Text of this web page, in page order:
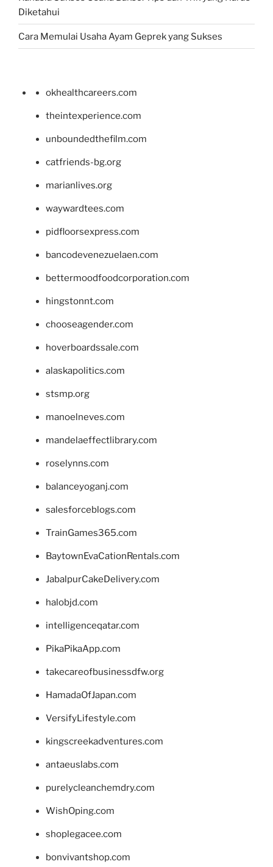
Diketahui
Cara Memulai Usaha Ayam Geprek yang Sukses
okhealthcareers.com
theintexperience.com
unboundedthefilm.com
catfriends-bg.org
marianlives.org
waywardtees.com
pidfloorsexpress.com
bancodevenezuelaen.com
bettermoodfoodcorporation.com
hingstonnt.com
chooseagender.com
hoverboardssale.com
alaskapolitics.com
stsmp.org
manoelneves.com
mandelaeffectlibrary.com
roselynns.com
balanceyoganj.com
salesforceblogs.com
TrainGames365.com
BaytownEvaCationRentals.com
JabalpurCakeDelivery.com
halobjd.com
intelligenceqatar.com
PikaPikaApp.com
takecareofbusinessdfw.org
HamadaOfJapan.com
VersifyLifestyle.com
kingscreekadventures.com
antaeuslabs.com
purelycleanchemdry.com
WishOping.com
shoplegacee.com
bonvivantshop.com